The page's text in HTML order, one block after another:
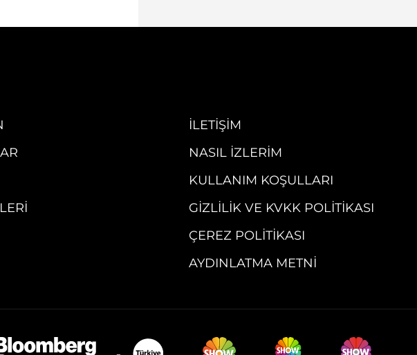
İLETIŞIM
NASIL İZLERIM
KULLANIM KOŞULLARI
GIZLILIK VE KVKK POLITIKASI
ÇEREZ POLITIKASI
AYDINLATMA METNI